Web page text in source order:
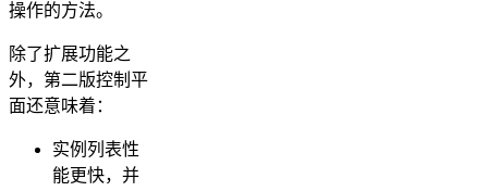
操作的方法。
除了扩展功能之
外，第二版控制平
面还意味着：
实例列表性
能更快，并